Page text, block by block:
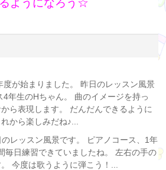
ようになろう☆
度が始まりました。 昨日のレッスン風景
4年生のHちゃん。 曲のイメージを持っ
ら表現します。 だんだんできるように
から楽しみだね♪...
のレッスン風景です。 ピアノコース、1年
毎日練習できていましたね。 左右の手の
今度は歌うように弾こう！...